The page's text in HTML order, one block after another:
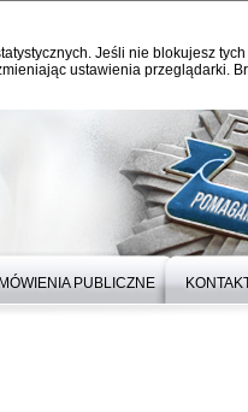
Jeśli nie blokujesz
ustawienia przeglądarki.
PUBLICZNE